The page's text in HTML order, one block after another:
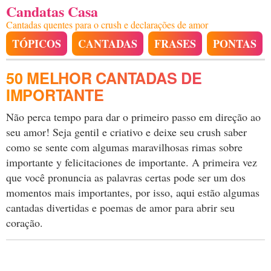
Candatas Casa
Cantadas quentes para o crush e declarações de amor
TÓPICOS CANTADAS FRASES PONTAS
50 MELHOR CANTADAS DE
IMPORTANTE
Não perca tempo para dar o primeiro passo em direção ao
seu amor! Seja gentil e criativo e deixe seu crush saber
como se sente com algumas maravilhosas rimas sobre
importante y felicitaciones de importante. A primeira vez
que você pronuncia as palavras certas pode ser um dos
momentos mais importantes, por isso, aqui estão algumas
cantadas divertidas e poemas de amor para abrir seu
coração.